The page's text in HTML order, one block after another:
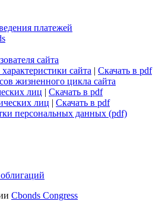
платежей
сайта
сайта | Скачать в pdf
жизненного цикла сайта
лиц | Скачать в pdf
лиц | Скачать в pdf
персональных данных (pdf)
Cbonds Congress